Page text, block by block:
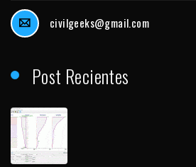
civilgeeks@gmail.com
Post Recientes